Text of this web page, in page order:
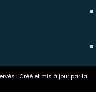
| Créé et mis à jour par la